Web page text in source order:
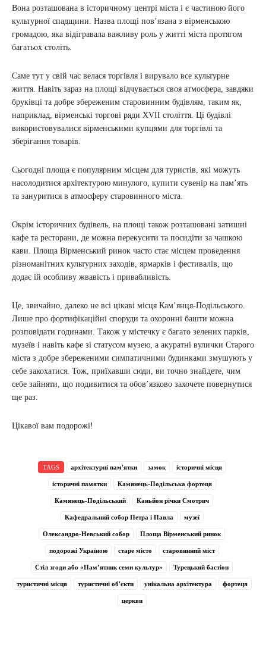
Вона розташована в історичному центрі міста і є частиною його
культурної спадщини. Назва площі пов’язана з вірменською
громадою, яка відігравала важливу роль у житті міста протягом
багатьох століть.
Саме тут у свій час велася торгівля і вирувало все культурне
життя. Навіть зараз на площі відчувається своя атмосфера, завдяки
бруківці та добре збереженим старовинним будівлям, таким як,
наприклад, вірменські торгові ряди XVII століття. Ці будівлі
використовувалися вірменськими купцями для торгівлі та
зберігання товарів.
Сьогодні площа є популярним місцем для туристів, які можуть
насолодитися архітектурою минулого, купити сувенір на пам’ять
та зануритися в атмосферу старовинного міста.
Окрім історичних будівель, на площі також розташовані затишні
кафе та ресторани, де можна перекусити та посидіти за чашкою
кави. Площа Вірменський ринок часто стає місцем проведення
різноманітних культурних заходів, ярмарків і фестивалів, що
додає їй особливу жвавість і привабливість.
Це, звичайно, далеко не всі цікаві місця Кам’янця-Подільського.
Лише про фортифікаційні споруди та охоронні башти можна
розповідати годинами. Також у містечку є багато зелених парків,
музеїв і навіть кафе зі статусом музею, а акуратні вулички Старого
міста з добре збереженими симпатичними будинками змушують у
себе закохатися. Тож, приїхавши сюди, ви точно знайдете, чим
себе зайняти, що подивитися та обов’язково захочете повернутися
ще раз.
Цікавої вам подорожі!
TAGS архітектурні пам'ятки замок історичні місця
історичні памятки Камянець-Подільська фортеця
Камянець-Подільський Каньйон річки Смотрич
Кафедральний собор Петра і Павла музеї
Олександро-Невський собор Площа Вірменський ринок
подорожі Україною старе місто старовинний міст
Стіл згоди або «Пам’ятник семи культур» Турецький бастіон
туристичні місця туристичні об'єкти унікальна архітектура фортеця
церкви